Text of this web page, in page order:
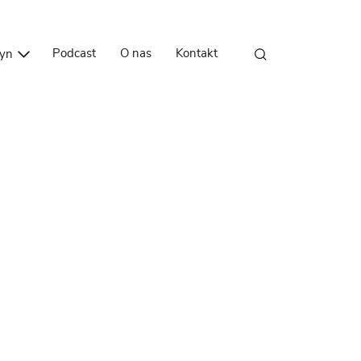
Podcast O nas Kontakt
Przejdź do treści